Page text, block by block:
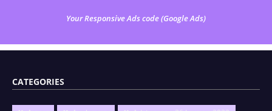
Your Responsive Ads code (Google Ads)
CATEGORIES